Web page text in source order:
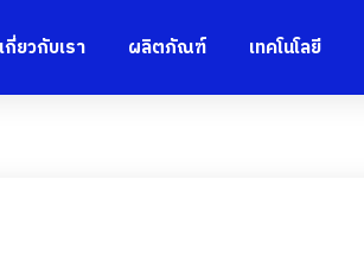
เกี่ยวกับเรา ผลิตภัณฑ์ เทคโนโลยี